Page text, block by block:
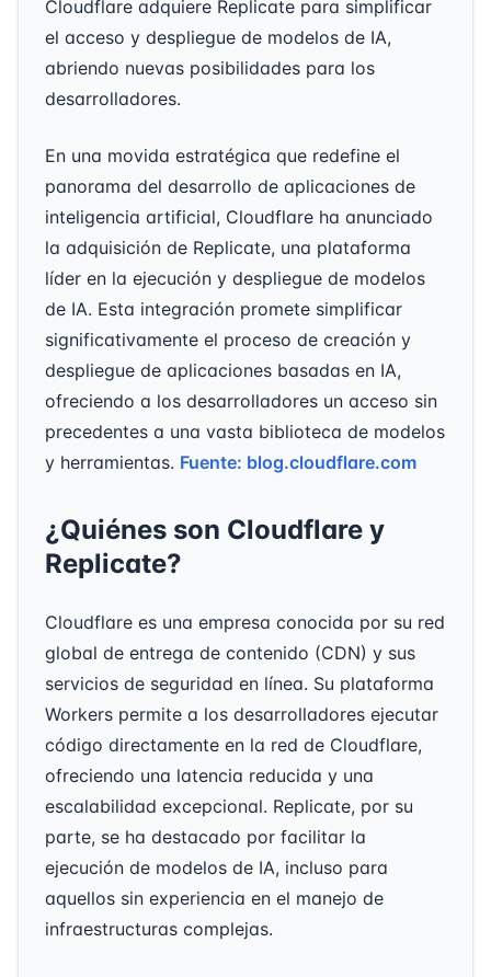
Cloudflare adquiere Replicate para simplificar
el acceso y despliegue de modelos de IA,
abriendo nuevas posibilidades para los
desarrolladores.
En una movida estratégica que redefine el
panorama del desarrollo de aplicaciones de
inteligencia artificial, Cloudflare ha anunciado
la adquisición de Replicate, una plataforma
líder en la ejecución y despliegue de modelos
de IA. Esta integración promete simplificar
significativamente el proceso de creación y
despliegue de aplicaciones basadas en IA,
ofreciendo a los desarrolladores un acceso sin
precedentes a una vasta biblioteca de modelos
y herramientas. Fuente: blog.cloudflare.com
¿Quiénes son Cloudflare y
Replicate?
Cloudflare es una empresa conocida por su red
global de entrega de contenido (CDN) y sus
servicios de seguridad en línea. Su plataforma
Workers permite a los desarrolladores ejecutar
código directamente en la red de Cloudflare,
ofreciendo una latencia reducida y una
escalabilidad excepcional. Replicate, por su
parte, se ha destacado por facilitar la
ejecución de modelos de IA, incluso para
aquellos sin experiencia en el manejo de
infraestructuras complejas.